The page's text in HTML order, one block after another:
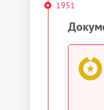
1951